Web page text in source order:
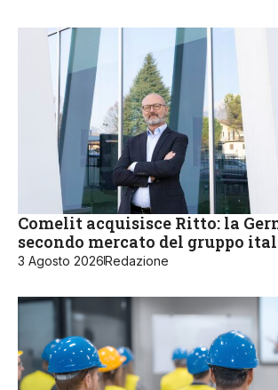
Comelit acquisisce Ritto: la
secondo mercato del gruppo
3 Agosto 2026Redazione